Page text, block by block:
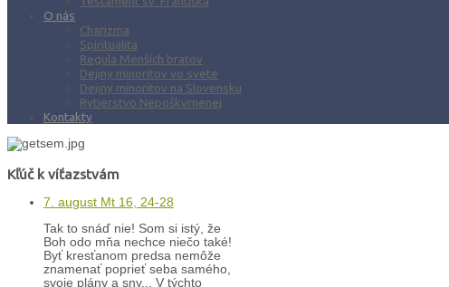
O nás
Charizma
Spiritualita
Regula Menších bratov
Dejiny minoritov vo svete
Dejiny minoritov na Slovensku
Rytierstvo Nepoškvrnenej
Kontakty
Kľúč k víťazstvám
7. august Mt 16, 24-28
Tak to snáď nie! Som si istý, že
Boh odo mňa nechce niečo také!
Byť kresťanom predsa nemôže
znamenať poprieť seba samého,
svoje plány a sny... V týchto